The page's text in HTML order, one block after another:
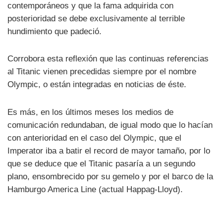
contemporáneos y que la fama adquirida con
posterioridad se debe exclusivamente al terrible
hundimiento que padeció.
Corrobora esta reflexión que las continuas referencias
al Titanic vienen precedidas siempre por el nombre
Olympic, o están integradas en noticias de éste.
Es más, en los últimos meses los medios de
comunicación redundaban, de igual modo que lo hacían
con anterioridad en el caso del Olympic, que el
Imperator iba a batir el record de mayor tamaño, por lo
que se deduce que el Titanic pasaría a un segundo
plano, ensombrecido por su gemelo y por el barco de la
Hamburgo America Line (actual Happag-Lloyd).